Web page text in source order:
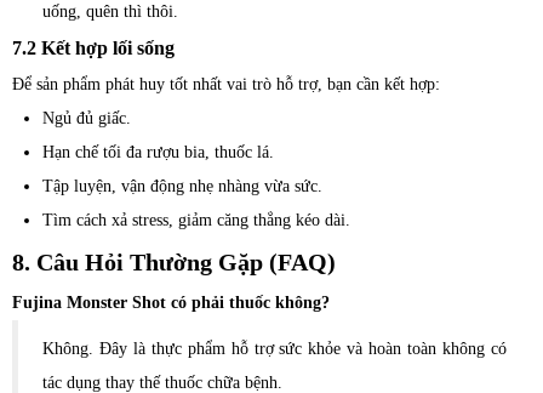
uống, quên thì thôi.
7.2 Kết hợp lối sống
Để sản phẩm phát huy tốt nhất vai trò hỗ trợ, bạn cần kết hợp:
Ngủ đủ giấc.
Hạn chế tối đa rượu bia, thuốc lá.
Tập luyện, vận động nhẹ nhàng vừa sức.
Tìm cách xả stress, giảm căng thẳng kéo dài.
8. Câu Hỏi Thường Gặp (FAQ)
Fujina Monster Shot có phải thuốc không?
Không. Đây là thực phẩm hỗ trợ sức khỏe và hoàn toàn không có
tác dụng thay thế thuốc chữa bệnh.